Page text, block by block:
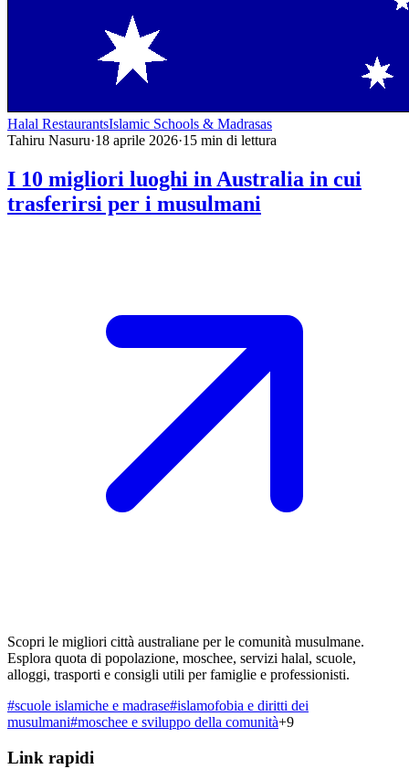
Halal RestaurantsIslamic Schools & Madrasas
Tahiru Nasuru·18 aprile 2026·15 min di lettura
I 10 migliori luoghi in Australia in cui
trasferirsi per i musulmani
Scopri le migliori città australiane per le comunità musulmane.
Esplora quota di popolazione, moschee, servizi halal, scuole,
alloggi, trasporti e consigli utili per famiglie e professionisti.
#scuole islamiche e madrase#islamofobia e diritti dei
musulmani#moschee e sviluppo della comunità+9
Link rapidi